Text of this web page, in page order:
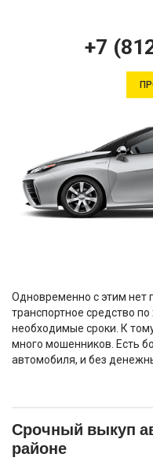
+7
Одновременно с этим нет
транспортное средство
необходимые сроки. К
много мошенников. Есть
автомобиля, и без
Срочный выкуп
районе